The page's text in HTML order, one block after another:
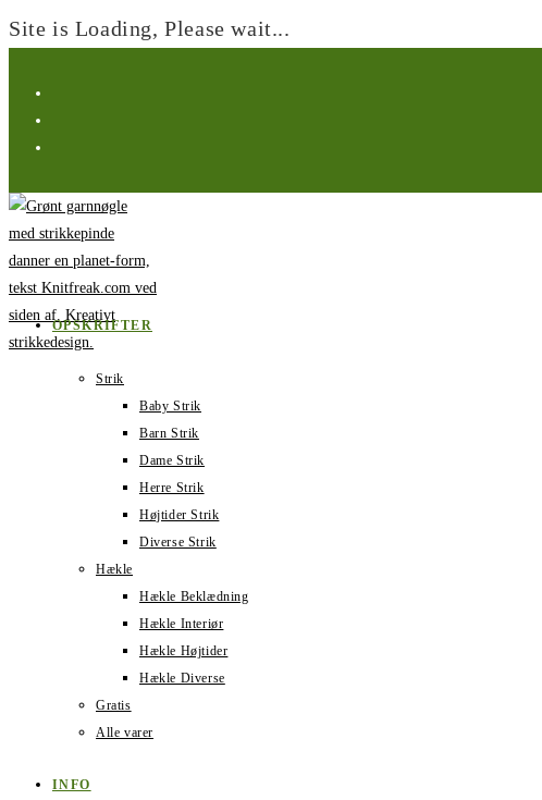
Site is Loading, Please wait...
indhold
OPSKRIFTER
Strik
Baby Strik
Barn Strik
Dame Strik
Herre Strik
Højtider Strik
Diverse Strik
Hækle
Hækle Beklædning
Hækle Interiør
Hækle Højtider
Hækle Diverse
Gratis
Alle varer
INFO